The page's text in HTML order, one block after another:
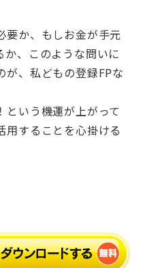
要か、もしお金が手元
か、このような問いに
が、私どもの登録FPな
という機運が上がって
用することを心掛ける